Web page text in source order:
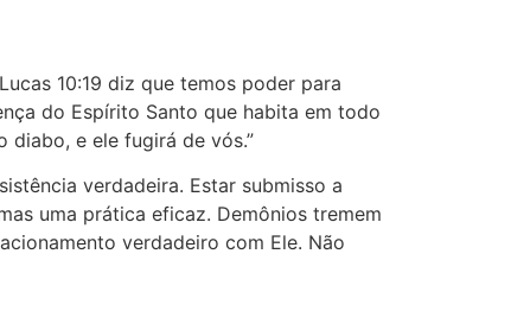
10:19 diz que temos poder para
do Espírito Santo que habita em todo
diabo, e ele fugirá de vós.”
verdadeira. Estar submisso a
uma prática eficaz. Demônios tremem
verdadeiro com Ele. Não